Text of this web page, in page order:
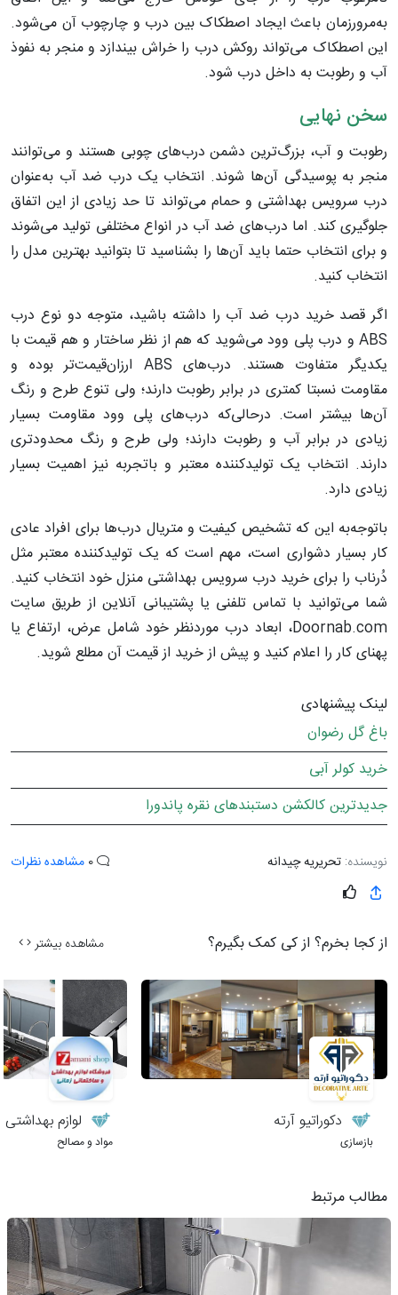
به‌مرورزمان باعث ایجاد اصطکاک بین درب و چارچوب آن می‌شود.
این اصطکاک می‌تواند روکش درب را خراش بیندازد و منجر به نفوذ
آب و رطوبت به داخل درب شود.
سخن نهایی
رطوبت و آب، بزرگ‌ترین دشمن درب‌های چوبی هستند و می‌توانند
منجر به پوسیدگی آن‌ها شوند. انتخاب یک درب ضد آب به‌عنوان
درب سرویس بهداشتی و حمام می‌تواند تا حد زیادی از این اتفاق
جلوگیری کند. اما درب‌های ضد آب در انواع مختلفی تولید می‌شوند
و برای انتخاب حتما باید آن‌ها را بشناسید تا بتوانید بهترین مدل را
انتخاب کنید.
اگر قصد خرید درب ضد آب را داشته باشید، متوجه دو نوع درب
ABS و درب پلی وود می‌شوید که هم از نظر ساختار و هم قیمت با
یکدیگر متفاوت هستند. درب‌های ABS ارزان‌قیمت‌تر بوده و
مقاومت نسبتا کمتری در برابر رطوبت دارند؛ ولی تنوع طرح و رنگ
آن‌ها بیشتر است. درحالی‌که درب‌های پلی وود مقاومت بسیار
زیادی در برابر آب و رطوبت دارند؛ ولی طرح و رنگ محدودتری
دارند. انتخاب یک تولیدکننده معتبر و باتجربه نیز اهمیت بسیار
زیادی دارد.
باتوجه‌به این که تشخیص کیفیت و متریال درب‌ها برای افراد عادی
کار بسیار دشواری است، مهم است که یک تولیدکننده معتبر مثل
دُرناب را برای خرید درب سرویس بهداشتی منزل خود انتخاب کنید.
شما می‌توانید با تماس تلفنی یا پشتیبانی آنلاین از طریق سایت
Doornab.com، ابعاد درب موردنظر خود شامل عرض، ارتفاع یا
پهنای کار را اعلام کنید و پیش از خرید از قیمت آن مطلع شوید.
لینک پیشنهادی
باغ گل رضوان
خرید کولر آبی
جدیدترین کالکشن دستبندهای نقره پاندورا
نویسنده: تحریریه چیدانه مشاهده نظرات
از کجا بخرم؟ از کی کمک بگیرم؟ مشاهده بیشتر
دکوراتیو آرته
بازسازی
لوازم
مواد و مصالح
مطالب مرتبط